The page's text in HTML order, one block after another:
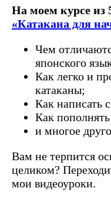
На моем курсе из
«Катакана для
Чем
японского
Как легко и
катаканы;
Как написать
Как
и многое
Вам не терпится
целиком?
мои видеоуроки.